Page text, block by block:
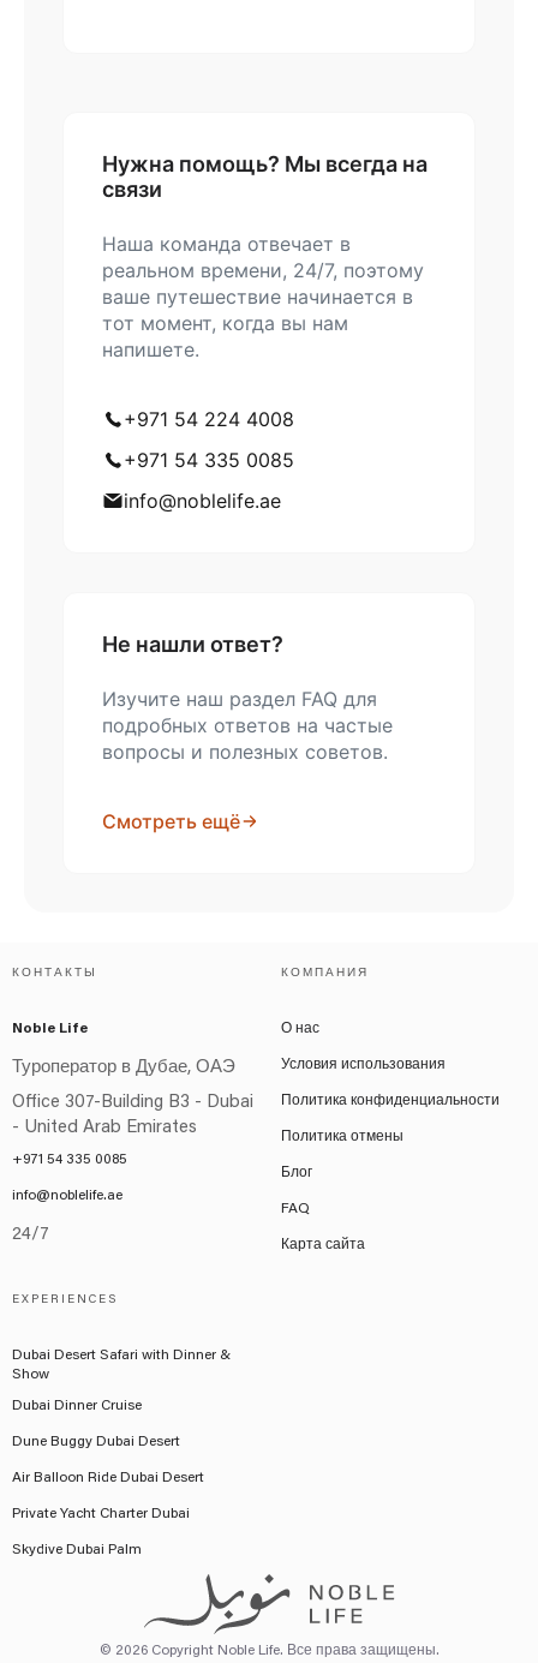
Нужна помощь? Мы всегда на
связи
Наша команда отвечает в
реальном времени, 24/7, поэтому
ваше путешествие начинается в
тот момент, когда вы нам
напишете.
+971 54 224 4008
+971 54 335 0085
info@noblelife.ae
Не нашли ответ?
Изучите наш раздел FAQ для
подробных ответов на частые
вопросы и полезных советов.
Смотреть ещё
© 2026 Copyright Noble Life. Все права защищены.
КОНТАКТЫ
Noble Life
Туроператор в Дубае, ОАЭ
Office 307-Building B3 - Dubai
- United Arab Emirates
+971 54 335 0085
info@noblelife.ae
24/7
КОМПАНИЯ
О нас
Условия использования
Политика конфиденциальности
Политика отмены
Блог
FAQ
Карта сайта
EXPERIENCES
Dubai Desert Safari with Dinner &
Show
Dubai Dinner Cruise
Dune Buggy Dubai Desert
Air Balloon Ride Dubai Desert
Private Yacht Charter Dubai
Skydive Dubai Palm